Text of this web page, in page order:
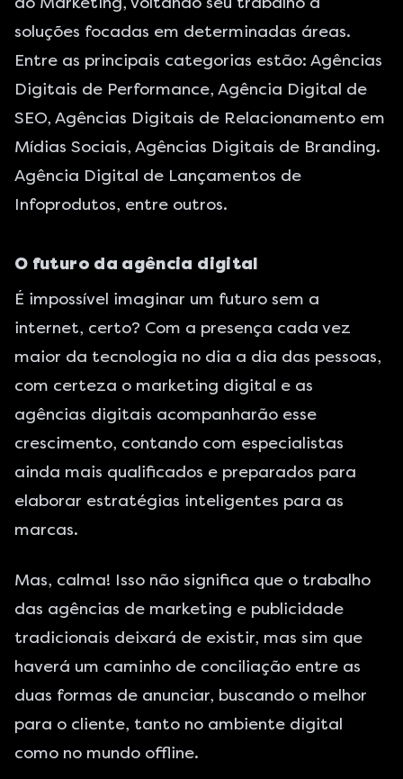
soluções focadas em determinadas áreas.
Entre as principais categorias estão: Agências
Digitais de Performance, Agência Digital de
SEO, Agências Digitais de Relacionamento em
Mídias Sociais, Agências Digitais de Branding.
Agência Digital de Lançamentos de
Infoprodutos, entre outros.
O futuro da agência digital
É impossível imaginar um futuro sem a
internet, certo? Com a presença cada vez
maior da tecnologia no dia a dia das pessoas,
com certeza o marketing digital e as
agências digitais acompanharão esse
crescimento, contando com especialistas
ainda mais qualificados e preparados para
elaborar estratégias inteligentes para as
marcas.
Mas, calma! Isso não significa que o trabalho
das agências de marketing e publicidade
tradicionais deixará de existir, mas sim que
haverá um caminho de conciliação entre as
duas formas de anunciar, buscando o melhor
para o cliente, tanto no ambiente digital
como no mundo offline.